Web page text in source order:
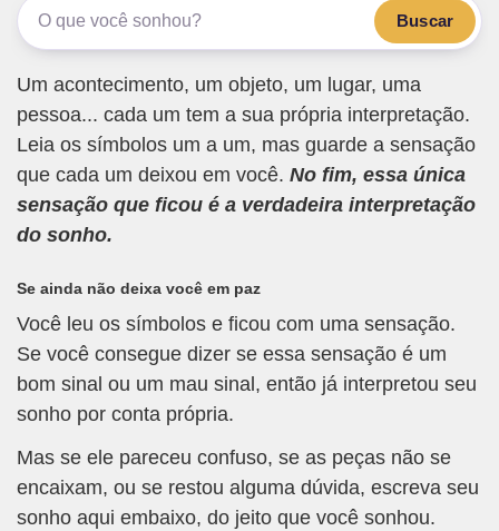
Buscar
Um acontecimento, um objeto, um lugar, uma
pessoa... cada um tem a sua própria interpretação.
Leia os símbolos um a um, mas guarde a sensação
que cada um deixou em você. No fim, essa única
sensação que ficou é a verdadeira interpretação
do sonho.
Se ainda não deixa você em paz
Você leu os símbolos e ficou com uma sensação.
Se você consegue dizer se essa sensação é um
bom sinal ou um mau sinal, então já interpretou seu
sonho por conta própria.
Mas se ele pareceu confuso, se as peças não se
encaixam, ou se restou alguma dúvida, escreva seu
sonho aqui embaixo, do jeito que você sonhou.